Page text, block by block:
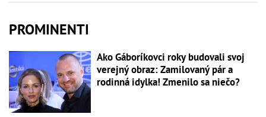
PROMINENTI
Ako Gáboríkovci roky budovali svoj
verejný obraz: Zamilovaný pár a
rodinná idylka! Zmenilo sa niečo?